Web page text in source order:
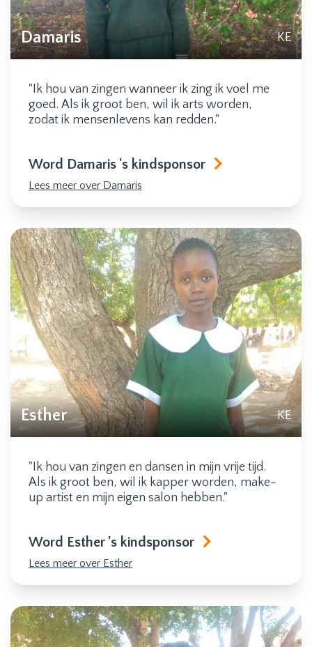
Damaris KE
"Ik hou van zingen wanneer ik zing ik voel me
goed. Als ik groot ben, wil ik arts worden,
zodat ik mensenlevens kan redden."
Word Damaris 's kindsponsor
Lees meer over Damaris
Esther KE
"Ik hou van zingen en dansen in mijn vrije tijd.
Als ik groot ben, wil ik kapper worden, make-
up artist en mijn eigen salon hebben."
Word Esther 's kindsponsor
Lees meer over Esther